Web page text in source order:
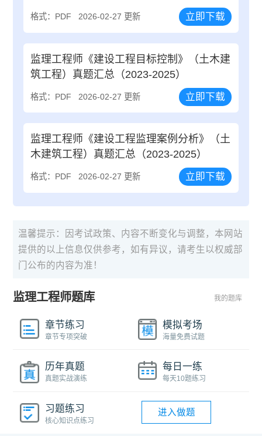
格式：PDF 2026-02-27 更新 立即下载
监理工程师《建设工程目标控制》（土木建
筑工程）真题汇总（2023-2025）
格式：PDF 2026-02-27 更新 立即下载
监理工程师《建设工程监理案例分析》（土
木建筑工程）真题汇总（2023-2025）
格式：PDF 2026-02-27 更新 立即下载
温馨提示：因考试政策、内容不断变化与调整，本网站
提供的以上信息仅供参考，如有异议，请考生以权威部
门公布的内容为准！
监理工程师题库 我的题库
章节练习
章节专项突破
模拟考场
海量免费试题
历年真题
真题实战演练
每日一练
每天10题练习
习题练习
核心知识点练习
进入做题